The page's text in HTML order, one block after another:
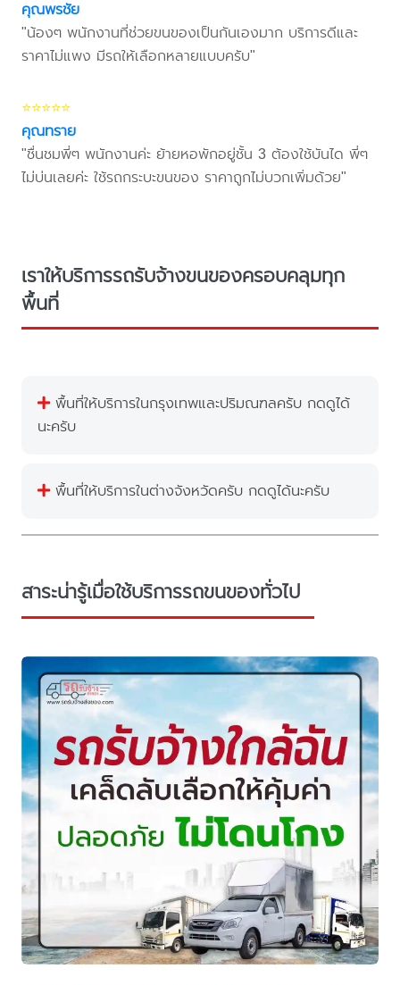
คุณพรชัย
"น้องๆ พนักงานที่ช่วยขนของเป็นกันเองมาก บริการดีและ
ราคาไม่แพง มีรถให้เลือกหลายแบบครับ"
⭐⭐⭐⭐⭐
คุณทราย
"ชื่นชมพี่ๆ พนักงานค่ะ ย้ายหอพักอยู่ชั้น 3 ต้องใช้บันได พี่ๆ
ไม่บ่นเลยค่ะ ใช้รถกระบะขนของ ราคาถูกไม่บวกเพิ่มด้วย"
เราให้บริการรถรับจ้างขนของครอบคลุมทุก
พื้นที่
พื้นที่ให้บริการในกรุงเทพและปริมณฑลครับ กดดูได้
นะครับ
พื้นที่ให้บริการในต่างจังหวัดครับ กดดูได้นะครับ
สาระน่ารู้เมื่อใช้บริการรถขนของทั่วไป